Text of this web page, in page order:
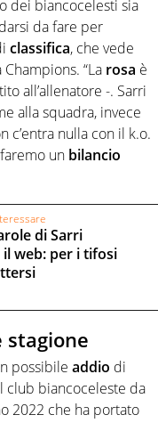
dei biancocelesti sia
da fare per
classifica, che vede
“La rosa è
all’allenatore -. Sarri
alla squadra, invece
c’entra nulla con il k.o.
un bilancio
di Sarri
web: per i tifosi
stagione
possibile addio di
club biancoceleste da
2022 che ha portato